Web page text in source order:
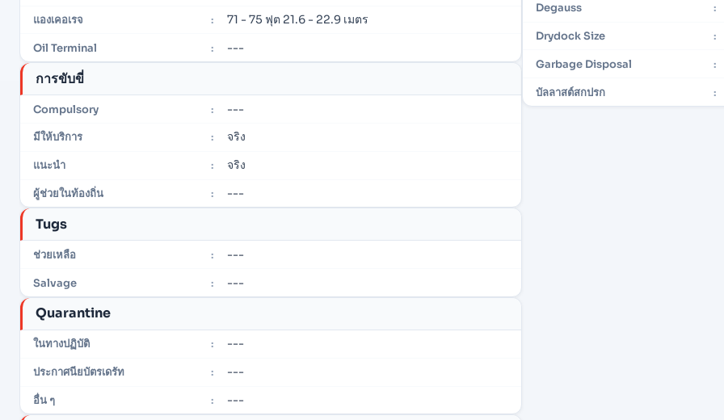
แองเคอเรจ : 71 - 75 ฟุต 21.6 - 22.9 เมตร
Oil Terminal : ---
การขับขี่
Compulsory : ---
มีให้บริการ : จริง
แนะนำ : จริง
ผู้ช่วยในท้องถิ่น : ---
Tugs
ช่วยเหลือ : ---
Salvage : ---
Quarantine
ในทางปฏิบัติ : ---
ประกาศนียบัตรเดรัท : ---
อื่น ๆ : ---
Degauss :
Drydock Size :
Garbage Disposal :
บัลลาสต์สกปรก :